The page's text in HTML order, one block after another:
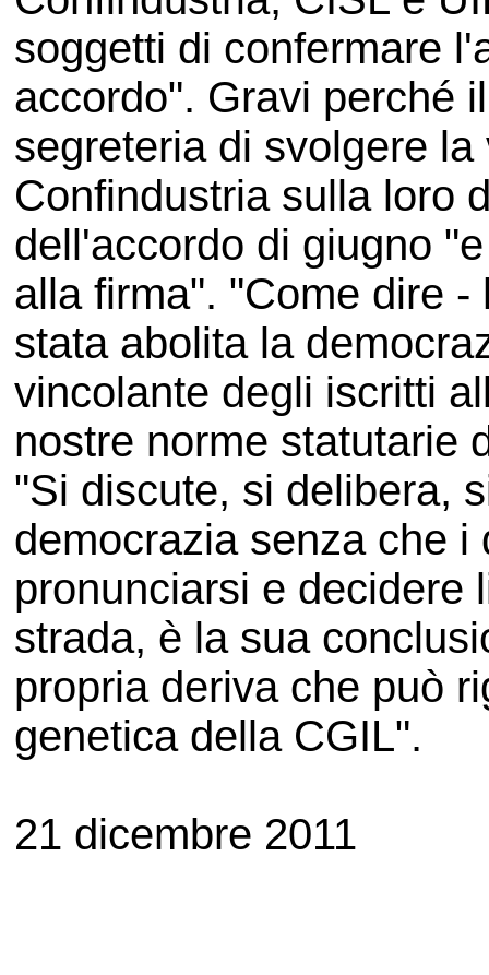
soggetti di confermare
accordo". Gravi perché
segreteria di svolgere
Confindustria sulla loro
dell'accordo di giugno
alla firma". "Come dire
stata abolita la
vincolante degli iscritti
nostre norme statutarie
"Si discute, si delibera,
democrazia senza che
pronunciarsi e decidere
strada, è la sua
propria deriva che può
genetica della CGIL".
21 dicembre 2011